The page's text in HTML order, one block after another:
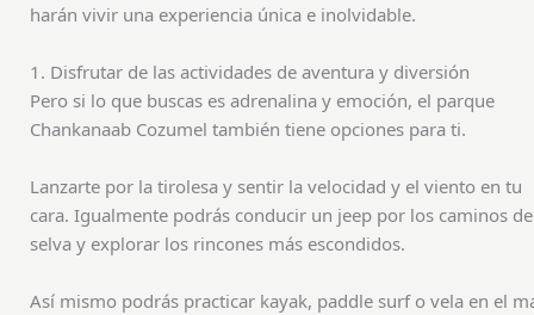
harán vivir una experiencia única e inolvidable.
1. Disfrutar de las actividades de aventura y diversión
Pero si lo que buscas es adrenalina y emoción, el parque
Chankanaab Cozumel también tiene opciones para ti.
Lanzarte por la tirolesa y sentir la velocidad y el viento en tu
cara. Igualmente podrás conducir un jeep por los caminos
selva y explorar los rincones más escondidos.
Así mismo podrás practicar kayak, paddle surf o vela en el